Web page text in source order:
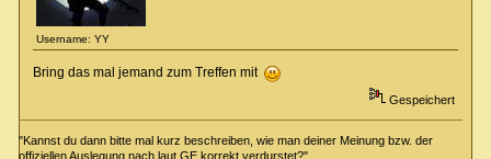
Username: YY
Bring das mal jemand zum Treffen mit
Gespeichert
"Kannst du dann bitte mal kurz beschreiben, wie man deiner Meinung bzw. der
offiziellen Auslegung nach laut GE korrekt verdurstet?"